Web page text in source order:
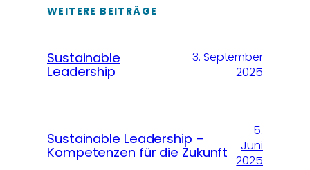
WEITERE BEITRÄGE
Sustainable
Leadership
3. September
2025
Sustainable Leadership –
Kompetenzen für die Zukunft
5.
Juni
2025